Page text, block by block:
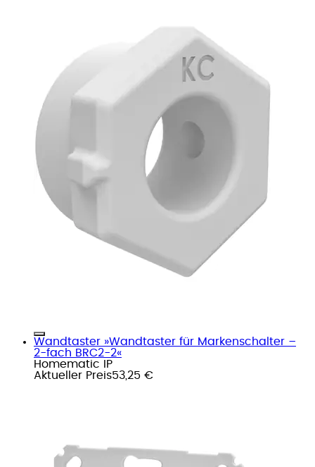
Wandtaster »Wandtaster für Markenschalter –
2-fach BRC2-2«
Homematic IP
Aktueller Preis53,25 €